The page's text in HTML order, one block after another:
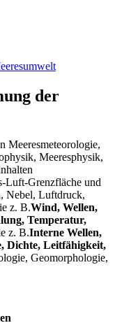
der
Meeresmeteorologie,
Meeresphysik,
Luft-Grenzfläche und
Nebel, Luftdruck,
z. B.Wind, Wellen,
Temperatur,
z. B.Interne Wellen,
Dichte, Leitfähigkeit,
Geomorphologie,